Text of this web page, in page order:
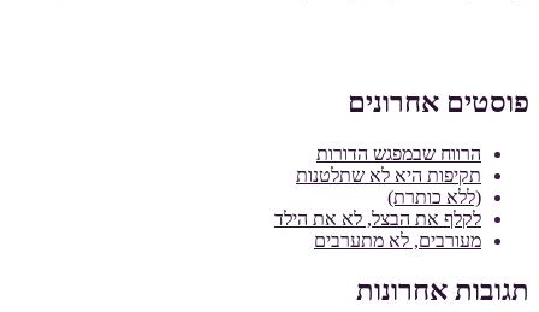
פוסטים אחרונים
הרווח שבמפגש הדורות
תקיפות היא לא שתלטנות
(ללא כותרת)
לקלף את הבצל, לא את הילד
מעורבים, לא מתערבים
תגובות אחרונות